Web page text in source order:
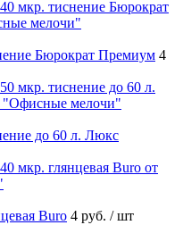
Бюрократ Премиум 4
до 60 л. Люкс
Buro 4 руб. / шт